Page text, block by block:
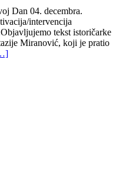
Dan 04. decembra.
intervencija
tekst istoričarke
Miranović, koji je pratio